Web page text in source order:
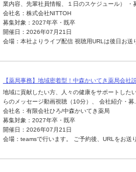
業内容、先輩社員情報、１日のスケジュール） ・
会社名：株式会社NITTOH
募集対象：2027年卒・既卒
開催日：2026年07月21日
会場：本社よりライブ配信 視聴用URLは後日お送
【薬局事務】地域密着型！中森かいてき薬局会社
地域に貢献したい方、人々の健康をサポートした
らのメッセージ動画視聴（10分）、 会社紹介・募...
会社名：有限会社ひろ/中森かいてき薬局
募集対象：2027年卒・既卒
開催日：2026年07月21日
会場：teamsで行います。 ご予約後、URLをお送